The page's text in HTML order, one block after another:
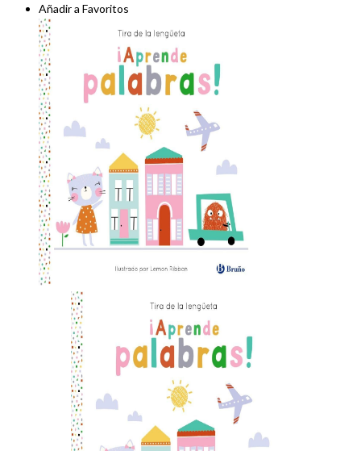
Añadir a Favoritos